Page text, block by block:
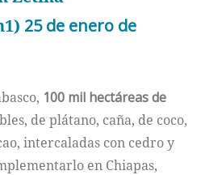
25 de enero de
100 mil hectáreas de
de plátano, caña, de coco,
intercaladas con cedro y
en Chiapas,